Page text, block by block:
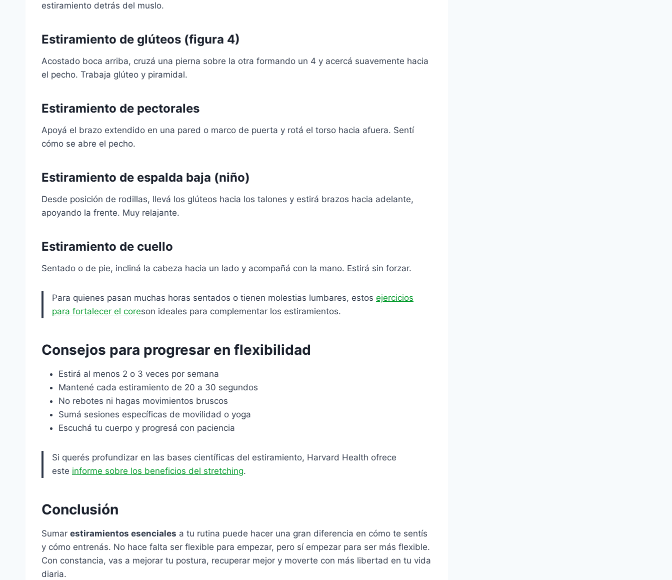
estiramiento detrás del muslo.
Estiramiento de glúteos (figura 4)
Acostado boca arriba, cruzá una pierna sobre la otra formando un 4 y acercá suavemente hacia
el pecho. Trabaja glúteo y piramidal.
Estiramiento de pectorales
Apoyá el brazo extendido en una pared o marco de puerta y rotá el torso hacia afuera. Sentí
cómo se abre el pecho.
Estiramiento de espalda baja (niño)
Desde posición de rodillas, llevá los glúteos hacia los talones y estirá brazos hacia adelante,
apoyando la frente. Muy relajante.
Estiramiento de cuello
Sentado o de pie, incliná la cabeza hacia un lado y acompañá con la mano. Estirá sin forzar.
Para quienes pasan muchas horas sentados o tienen molestias lumbares, estos ejercicios
para fortalecer el coreson ideales para complementar los estiramientos.
Consejos para progresar en flexibilidad
Estirá al menos 2 o 3 veces por semana
Mantené cada estiramiento de 20 a 30 segundos
No rebotes ni hagas movimientos bruscos
Sumá sesiones específicas de movilidad o yoga
Escuchá tu cuerpo y progresá con paciencia
Si querés profundizar en las bases científicas del estiramiento, Harvard Health ofrece
este informe sobre los beneficios del stretching.
Conclusión
Sumar estiramientos esenciales a tu rutina puede hacer una gran diferencia en cómo te sentís
y cómo entrenás. No hace falta ser flexible para empezar, pero sí empezar para ser más flexible.
Con constancia, vas a mejorar tu postura, recuperar mejor y moverte con más libertad en tu vida
diaria.